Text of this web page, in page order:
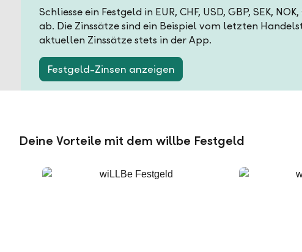
Schliesse ein Festgeld in EUR, CHF, USD, GBP, SEK,
ab. Die Zinssätze sind ein Beispiel vom letzten
aktuellen Zinssätze stets in der App.
Festgeld-Zinsen anzeigen
Deine Vorteile mit dem willbe Festgeld